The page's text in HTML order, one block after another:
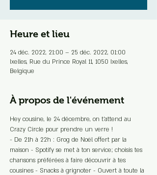
Heure et lieu
24 déc. 2022, 21:00 – 25 déc. 2022, 01:00
Ixelles, Rue du Prince Royal 11, 1050 Ixelles,
Belgique
À propos de l'événement
Hey cousine, le 24 décembre, on t'attend au
Crazy Circle pour prendre un verre !
- De 21h à 22h : Grog de Noël offert par la
maison - Spotify se met à ton service; choisis tes
chansons préférées à faire découvrir à tes
cousines - Snacks à grignoter - Ouvert à toute la